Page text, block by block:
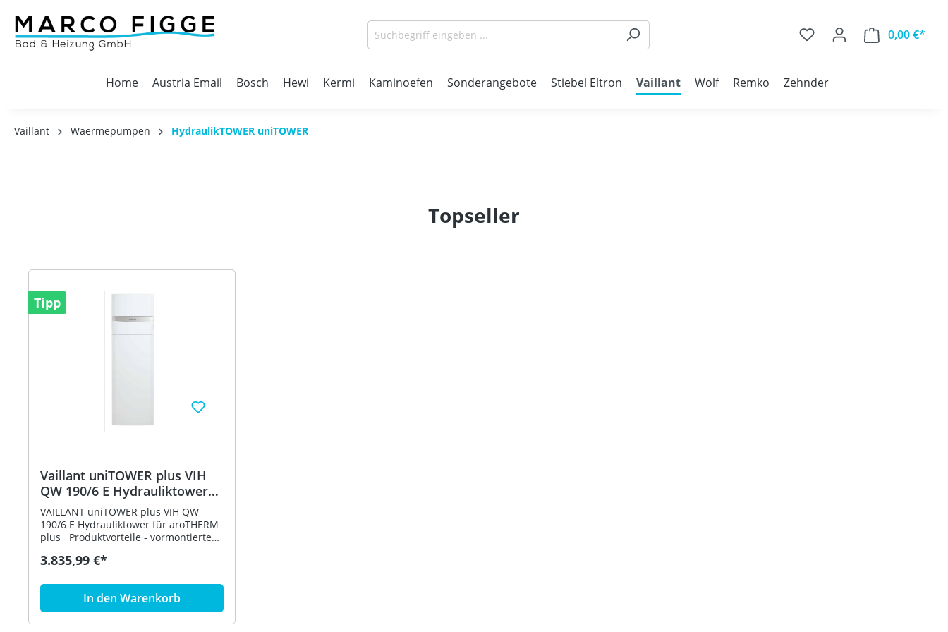
0,00 €*
Home Austria Email Bosch Hewi Kermi Kaminoefen Sonderangebote Stiebel Eltron Vaillant Wolf Remko Zehnder
Vaillant Waermepumpen HydraulikTOWER uniTOWER
Topseller
Tipp
Vaillant uniTOWER plus VIH
QW 190/6 E Hydrauliktower
für aroTHERM plus
0010022066
VAILLANT uniTOWER plus VIH QW
190/6 E Hydrauliktower für aroTHERM
plus Produktvorteile - vormontierter
Wärmepumpen - kurze Montagezeiten
Zubehören - SplitMountingConcept
zur leichten Einbringung in zwei
Teilen Ausstattung - integrierter 190L
WW-Rohrwendelspeicher - Elektro
3.835,99 €*
In den Warenkorb